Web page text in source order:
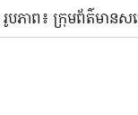
រូបភាព៖ ក្រុមព័ត៌មានស